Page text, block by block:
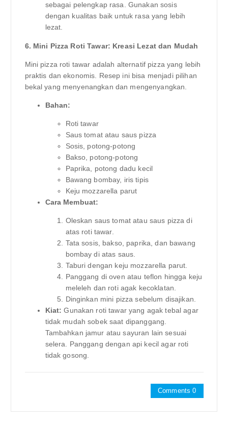
sebagai pelengkap rasa. Gunakan sosis
dengan kualitas baik untuk rasa yang lebih
lezat.
6. Mini Pizza Roti Tawar: Kreasi Lezat dan Mudah
Mini pizza roti tawar adalah alternatif pizza yang lebih
praktis dan ekonomis. Resep ini bisa menjadi pilihan
bekal yang menyenangkan dan mengenyangkan.
Bahan:
Roti tawar
Saus tomat atau saus pizza
Sosis, potong-potong
Bakso, potong-potong
Paprika, potong dadu kecil
Bawang bombay, iris tipis
Keju mozzarella parut
Cara Membuat:
Oleskan saus tomat atau saus pizza di
atas roti tawar.
Tata sosis, bakso, paprika, dan bawang
bombay di atas saus.
Taburi dengan keju mozzarella parut.
Panggang di oven atau teflon hingga keju
meleleh dan roti agak kecoklatan.
Dinginkan mini pizza sebelum disajikan.
Kiat: Gunakan roti tawar yang agak tebal agar
tidak mudah sobek saat dipanggang.
Tambahkan jamur atau sayuran lain sesuai
selera. Panggang dengan api kecil agar roti
tidak gosong.
Comments 0